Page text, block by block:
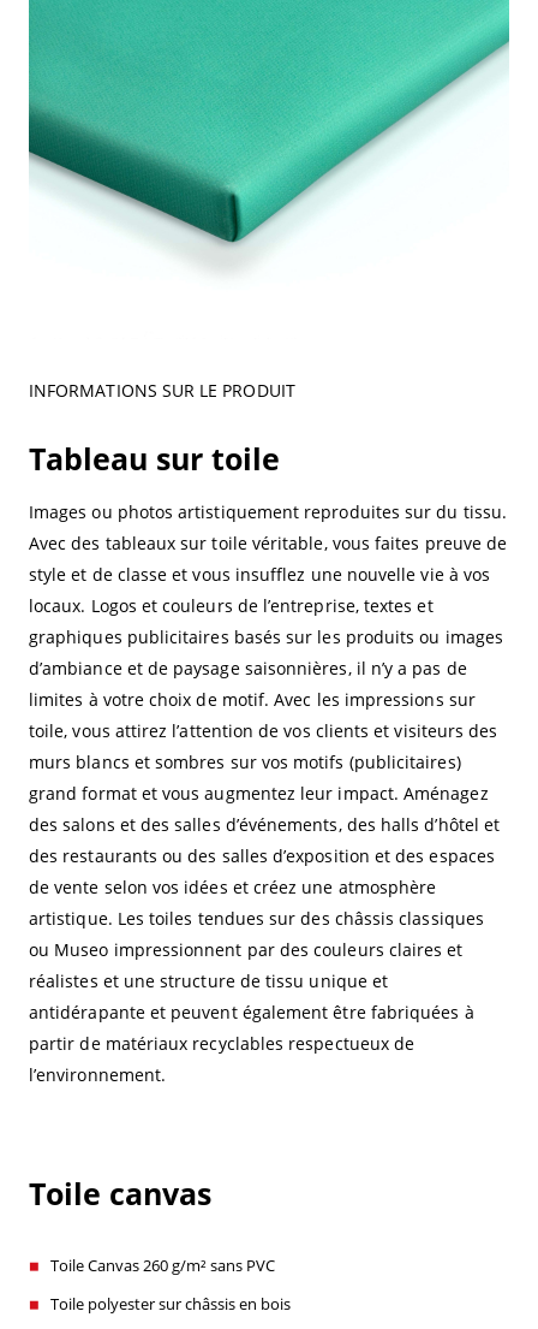
INFORMATIONS SUR LE PRODUIT
Tableau sur toile
Images ou photos artistiquement reproduites sur du tissu.
Avec des tableaux sur toile véritable, vous faites preuve de
style et de classe et vous insufflez une nouvelle vie à vos
locaux. Logos et couleurs de l’entreprise, textes et
graphiques publicitaires basés sur les produits ou images
d’ambiance et de paysage saisonnières, il n’y a pas de
limites à votre choix de motif. Avec les impressions sur
toile, vous attirez l’attention de vos clients et visiteurs des
murs blancs et sombres sur vos motifs (publicitaires)
grand format et vous augmentez leur impact. Aménagez
des salons et des salles d’événements, des halls d’hôtel et
des restaurants ou des salles d’exposition et des espaces
de vente selon vos idées et créez une atmosphère
artistique. Les toiles tendues sur des châssis classiques
ou Museo impressionnent par des couleurs claires et
réalistes et une structure de tissu unique et
antidérapante et peuvent également être fabriquées à
partir de matériaux recyclables respectueux de
l’environnement.
Toile canvas
Toile Canvas 260 g/m² sans PVC
Toile polyester sur châssis en bois